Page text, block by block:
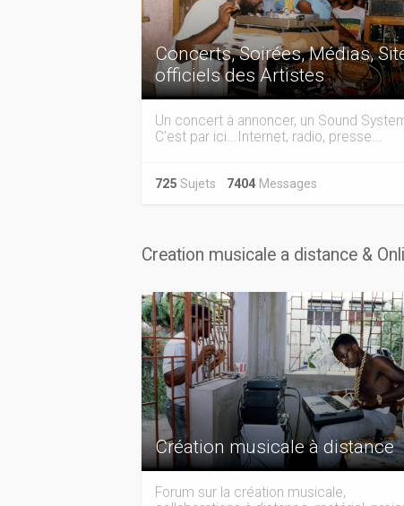
Concerts, Soirées, Médias,
officiels des Artistes
Un concert à annoncer, un Sound
C'est par ici...Internet, radio, presse...
725 Sujets 7404 Messages
Creation musicale a distance &
Création musicale à distance
Forum sur la création musicale,